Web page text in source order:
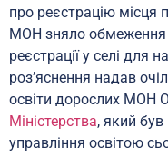
про реєстрацію місця
МОН зняло обмеження
реєстрації у селі для
роз’яснення надав
освіти дорослих МОН
Міністерства, який був
управління освітою